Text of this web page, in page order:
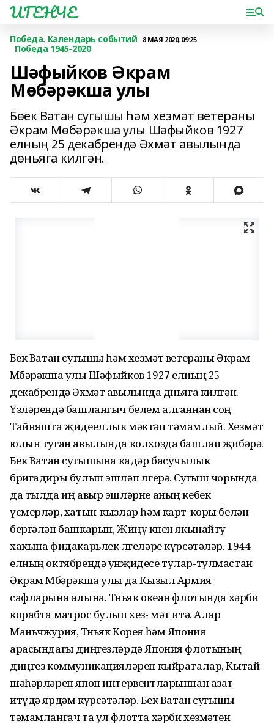
ИГЕНЧЕ
Победа. Календарь событий 8 МАЯ 2020, 09:25
Победа 1945-2020
Шәфыйков Әкрам
Мөбәрәкша улы
Бөек Ватан сугышы һәм хезмәт ветераны
Әкрам Мөбәрәкша улы Шәфыйков 1927
елның 25 декабрендә Әхмәт авылында
дөньяга килгән.
Бөек Ватан сугышы һәм хезмәт ветераны Әкрам
Мөбәрәкша улы Шәфыйков 1927 елның 25
декабрендә Әхмәт авылында дөньяга килгән.
Үзләрендә башлангыч белем алганнан соң
Тайняшта җидееллык мәктәп тәмамлый. Хезмәт
юлын туган авылында колхозда башлап җибәрә.
Бөек Ватан сугышына кадәр басучылык
бригадиры булып эшләп өлгерә. Сугыш чорында
да тылда иң авыр эшләрне аның кебек
үсмерләр, хатын-кызлар һәм карт-коры белән
бергәләп башкарып, Җиңү көнен якынайту
хакына фидакарьлек өлгеләре күрсәтәләр. 1944
елның октябрендә унҗидесе тулар-тулмастан
Әкрам Мөбәрәкша улы да Кызыл Армия
сафларына алына. Төньяк океан флотында хәрби
корабта матрос булып хез- мәт итә. Алар
Маньчжурия, Төньяк Корея һәм Япония
арасындагы диңгезләрдә Япония флотының
диңгез коммуникацияләрен кыйраталар, Кытай
шәһәрләрен япон интервентларыннан азат
итүдә ярдәм күрсәтәләр. Бөек Ватан сугышы
тәмамлангач та ул флотта хәрби хезмәтен